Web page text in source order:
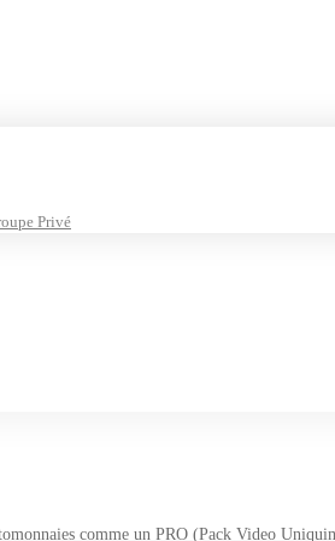
Privé
comme un PRO (Pack Video